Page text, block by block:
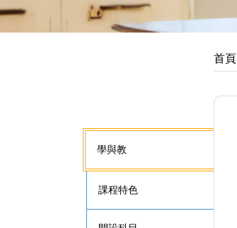
學與教
課程特色
首頁